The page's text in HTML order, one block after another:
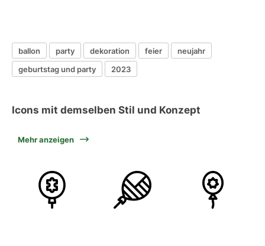
ballon party dekoration feier
neujahr
geburtstag und party
2023
Icons mit demselben Stil und Konzept
Mehr anzeigen